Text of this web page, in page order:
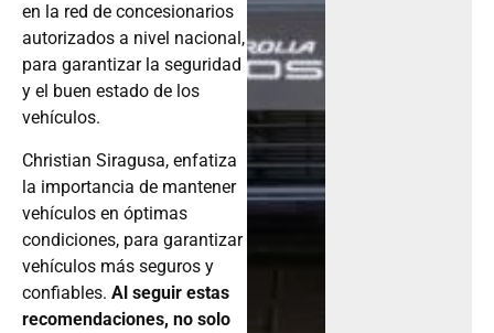
en la red de concesionarios
autorizados a nivel nacional,
para garantizar la seguridad
y el buen estado de los
vehículos.
Christian Siragusa, enfatiza
la importancia de mantener
vehículos en óptimas
condiciones, para garantizar
vehículos más seguros y
confiables. Al seguir estas
recomendaciones, no solo